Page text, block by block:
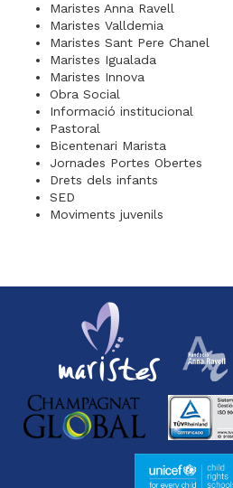
Maristes Anna Ravell
Maristes Valldemia
Maristes Sant Pere Chanel
Maristes Igualada
Maristes Innova
Obra Social
Informació institucional
Pastoral
Bicentenari Marista
Jornades Portes Obertes
Drets dels infants
SED
Moviments juvenils